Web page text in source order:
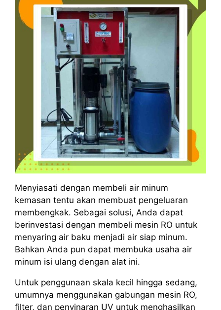
Menyiasati dengan membeli air minum
kemasan tentu akan membuat pengeluaran
membengkak. Sebagai solusi, Anda dapat
berinvestasi dengan membeli mesin RO untuk
menyaring air baku menjadi air siap minum.
Bahkan Anda pun dapat membuka usaha air
minum isi ulang dengan alat ini.
Untuk penggunaan skala kecil hingga sedang,
umumnya menggunakan gabungan mesin RO,
filter, dan penyinaran UV untuk menghasilkan